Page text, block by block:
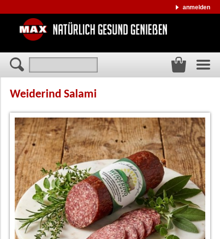
anmelden
Weiderind Salami